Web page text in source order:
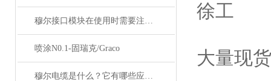
穆尔接口模块在使用时需要注意哪些问题？
喷涂N0.1-固瑞克/Graco
穆尔电缆是什么？它有哪些应用领域？
徐工
大量现